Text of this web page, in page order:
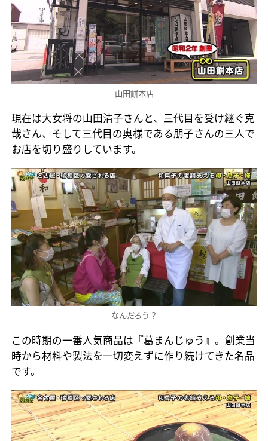
山田餅本店
現在は大女将の山田清子さんと、三代目を受け継ぐ克
哉さん、そして三代目の奥様である朋子さんの三人で
お店を切り盛りしています。
なんだろう？
この時期の一番人気商品は『葛まんじゅう』。創業当
時から材料や製法を一切変えずに作り続けてきた名品
です。